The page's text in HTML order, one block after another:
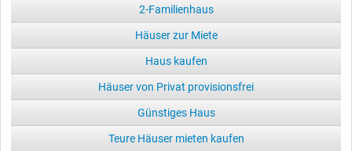
2-Familienhaus
Häuser zur Miete
Haus kaufen
Häuser von Privat provisionsfrei
Günstiges Haus
Teure Häuser mieten kaufen